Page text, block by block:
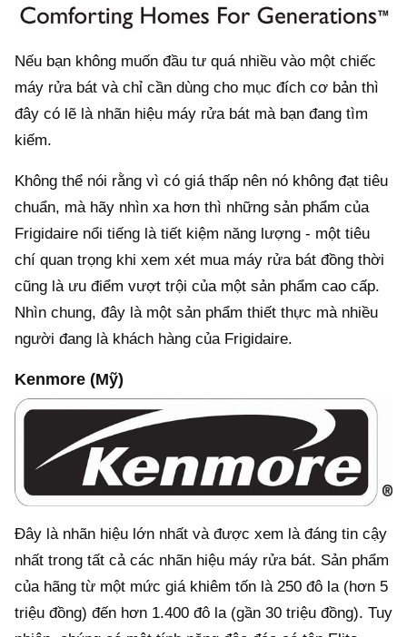
Nếu bạn không muốn đầu tư quá nhiều vào một chiếc
máy rửa bát và chỉ cần dùng cho mục đích cơ bản thì
đây có lẽ là nhãn hiệu máy rửa bát mà bạn đang tìm
kiếm.
Không thể nói rằng vì có giá thấp nên nó không đạt tiêu
chuẩn, mà hãy nhìn xa hơn thì những sản phẩm của
Frigidaire nổi tiếng là tiết kiệm năng lượng - một tiêu
chí quan trọng khi xem xét mua máy rửa bát đồng thời
cũng là ưu điểm vượt trội của một sản phẩm cao cấp.
Nhìn chung, đây là một sản phẩm thiết thực mà nhiều
người đang là khách hàng của Frigidaire.
Kenmore (Mỹ)
Đây là nhãn hiệu lớn nhất và được xem là đáng tin cậy
nhất trong tất cả các nhãn hiệu máy rửa bát. Sản phẩm
của hãng từ một mức giá khiêm tốn là 250 đô la (hơn 5
triệu đồng) đến hơn 1.400 đô la (gần 30 triệu đồng). Tuy